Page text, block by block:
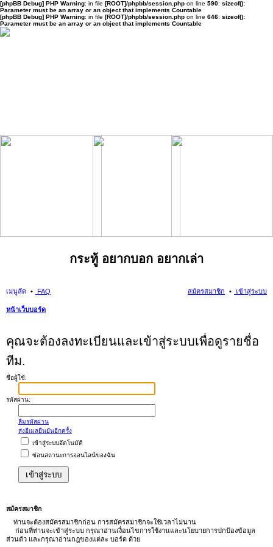
[phpBB Debug] PHP Warning: in file [ROOT]/phpbb/session.php on line 590: sizeof():
Parameter must be an array or an object that implements Countable
[phpBB Debug] PHP Warning: in file [ROOT]/phpbb/session.php on line 646: sizeof():
Parameter must be an array or an object that implements Countable
กระทู้ อยากบอก อยากเล่า
เมนูลัด FAQ เข้าสู่ระบบ
สมัครสมาชิก
หน้าเว็บบอร์ด
คุณจะต้องลงทะเบียนและเข้าสู่ระบบเพื่อดูรายชื่อ
ทีม.
ชื่อผู้ใช้:
รหัสผ่าน:
ลืมรหัสผ่าน
ส่งอีเมลยืนยันอีกครั้ง
เข้าสู่ระบบอัตโนมัติ
ซ่อนสถานะการออนไลน์ของฉัน
สมัครสมาชิก
ท่านจะต้องสมัครสมาชิกก่อน การสมัครสมาชิกจะใช้เวลาไม่นาน
ก่อนที่ท่านจะเข้าสู่ระบบ กรุณาอ่านเงื่อนไขการใช้งานและนโยบายการปกป้องข้อมูล
ส่วนตัว และกรุณาอ่านกฎของแต่ละ บอร์ด ด้วย